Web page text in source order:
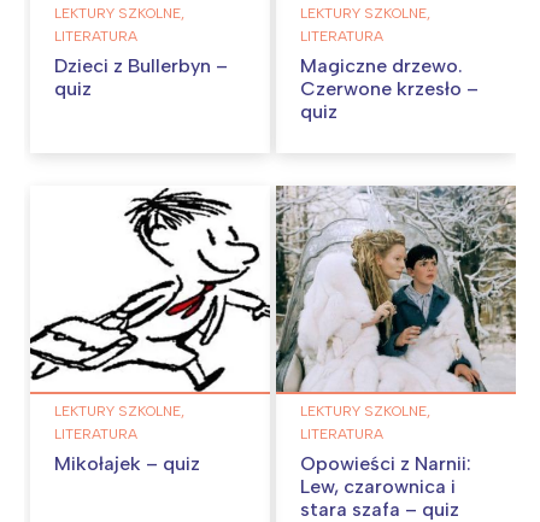
LEKTURY SZKOLNE,
LITERATURA
Dzieci z Bullerbyn –
quiz
LEKTURY SZKOLNE,
LITERATURA
Magiczne drzewo.
Czerwone krzesło –
quiz
LEKTURY SZKOLNE,
LITERATURA
Mikołajek – quiz
LEKTURY SZKOLNE,
LITERATURA
Opowieści z Narnii:
Lew, czarownica i
stara szafa – quiz